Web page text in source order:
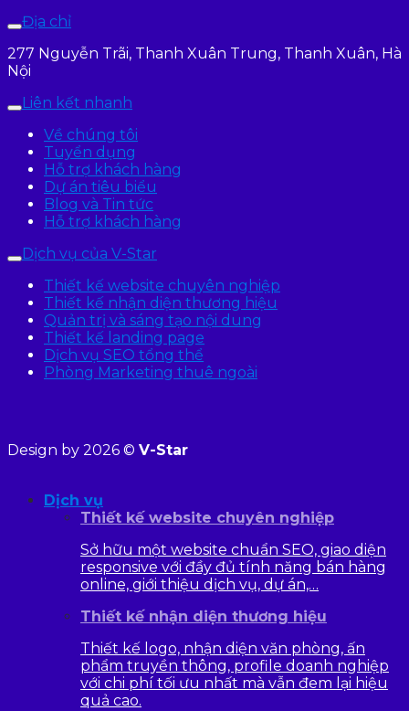
Địa chỉ
277 Nguyễn Trãi, Thanh Xuân Trung, Thanh Xuân, Hà
Nội
Liên kết nhanh
Về chúng tôi
Tuyển dụng
Hỗ trợ khách hàng
Dự án tiêu biểu
Blog và Tin tức
Hỗ trợ khách hàng
Dịch vụ của V-Star
Thiết kế website chuyên nghiệp
Thiết kế nhận diện thương hiệu
Quản trị và sáng tạo nội dung
Thiết kế landing page
Dịch vụ SEO tổng thể
Phòng Marketing thuê ngoài
Design by 2026 © V-Star
Dịch vụ
Thiết kế website chuyên nghiệp
Sở hữu một website chuẩn SEO, giao diện
responsive với đầy đủ tính năng bán hàng
online, giới thiệu dịch vụ, dự án,…
Thiết kế nhận diện thương hiệu
Thiết kế logo, nhận diện văn phòng, ấn
phẩm truyền thông, profile doanh nghiệp
với chi phí tối ưu nhất mà vẫn đem lại hiệu
quả cao.